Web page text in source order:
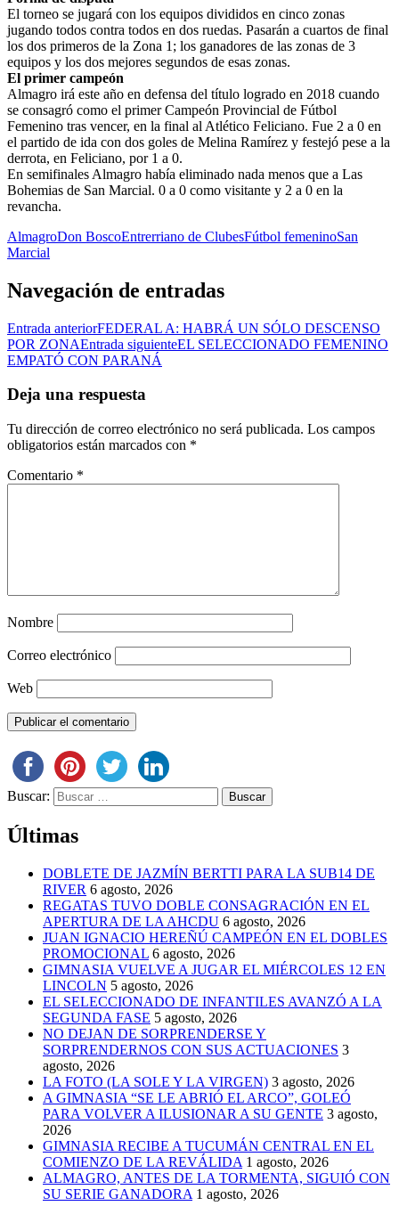
El torneo se jugará con los equipos divididos en cinco zonas
jugando todos contra todos en dos ruedas. Pasarán a cuartos de final
los dos primeros de la Zona 1; los ganadores de las zonas de 3
equipos y los dos mejores segundos de esas zonas.
El primer campeón
Almagro irá este año en defensa del título logrado en 2018 cuando
se consagró como el primer Campeón Provincial de Fútbol
Femenino tras vencer, en la final al Atlético Feliciano. Fue 2 a 0 en
el partido de ida con dos goles de Melina Ramírez y festejó pese a la
derrota, en Feliciano, por 1 a 0.
En semifinales Almagro había eliminado nada menos que a Las
Bohemias de San Marcial. 0 a 0 como visitante y 2 a 0 en la
revancha.
AlmagroDon BoscoEntrerriano de ClubesFútbol femeninoSan
Marcial
Navegación de entradas
Entrada anteriorFEDERAL A: HABRÁ UN SÓLO DESCENSO
POR ZONAEntrada siguienteEL SELECCIONADO FEMENINO
EMPATÓ CON PARANÁ
Deja una respuesta
Tu dirección de correo electrónico no será publicada. Los campos
obligatorios están marcados con *
Comentario *
Nombre
Correo electrónico
Web
Buscar:
Últimas
DOBLETE DE JAZMÍN BERTTI PARA LA SUB14 DE
RIVER 6 agosto, 2026
REGATAS TUVO DOBLE CONSAGRACIÓN EN EL
APERTURA DE LA AHCDU 6 agosto, 2026
JUAN IGNACIO HEREÑÚ CAMPEÓN EN EL DOBLES
PROMOCIONAL 6 agosto, 2026
GIMNASIA VUELVE A JUGAR EL MIÉRCOLES 12 EN
LINCOLN 5 agosto, 2026
EL SELECCIONADO DE INFANTILES AVANZÓ A LA
SEGUNDA FASE 5 agosto, 2026
NO DEJAN DE SORPRENDERSE Y
SORPRENDERNOS CON SUS ACTUACIONES 3
agosto, 2026
LA FOTO (LA SOLE Y LA VIRGEN) 3 agosto, 2026
A GIMNASIA “SE LE ABRIÓ EL ARCO”, GOLEÓ
PARA VOLVER A ILUSIONAR A SU GENTE 3 agosto,
2026
GIMNASIA RECIBE A TUCUMÁN CENTRAL EN EL
COMIENZO DE LA REVÁLIDA 1 agosto, 2026
ALMAGRO, ANTES DE LA TORMENTA, SIGUIÓ CON
SU SERIE GANADORA 1 agosto, 2026